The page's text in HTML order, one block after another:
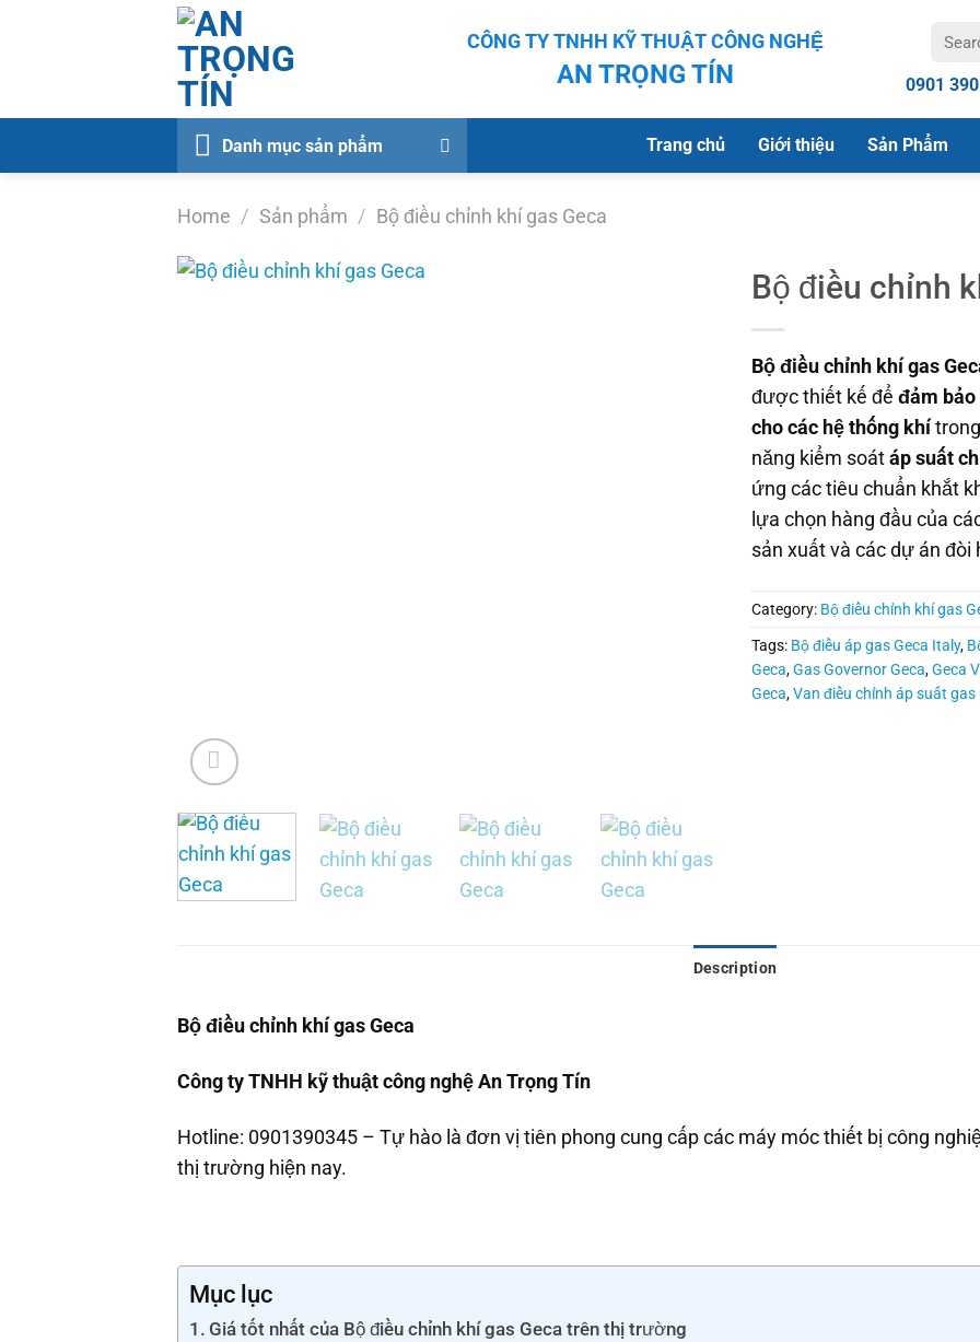
CÔNG TY TNHH KỸ THUẬT CÔNG NGHỆ
AN TRỌNG TÍN 0901
Danh mục sản phẩm Trang chủ Giới thiệu Sản Phẩm
Home / Sản phẩm / Bộ điều chỉnh khí gas Geca
Bộ điều chỉnh
Bộ điều chỉnh khí gas
được thiết kế để đảm
cho các hệ thống khí
năng kiểm soátáp suất
ứng các tiêu chuẩn khắt
lựa chọn hàng đầu của
sản xuất và các dự án đòi
Category: Bộ điều chỉnh khí gas
Tags: Bộ điều áp gas Geca Italy,
Geca,Gas Governor Geca,Geca
Geca,Van điều chỉnh áp suất gas
Description
Bộ điều chỉnh khí gas Geca
Công ty TNHH kỹ thuật công nghệ An Trọng Tín
Hotline: 0901390345 – Tự hào là đơn vị tiên phong cung cấp các máy móc thiết bị công
thị trường hiện nay.
Mục lục
Giá tốt nhất của Bộ điều chỉnh khí gas Geca trên thị trường